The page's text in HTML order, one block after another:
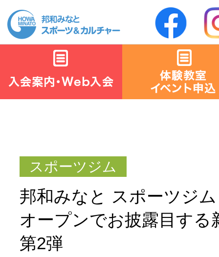
邦和みなと スポーツジ
オープンでお披露目する
第2弾